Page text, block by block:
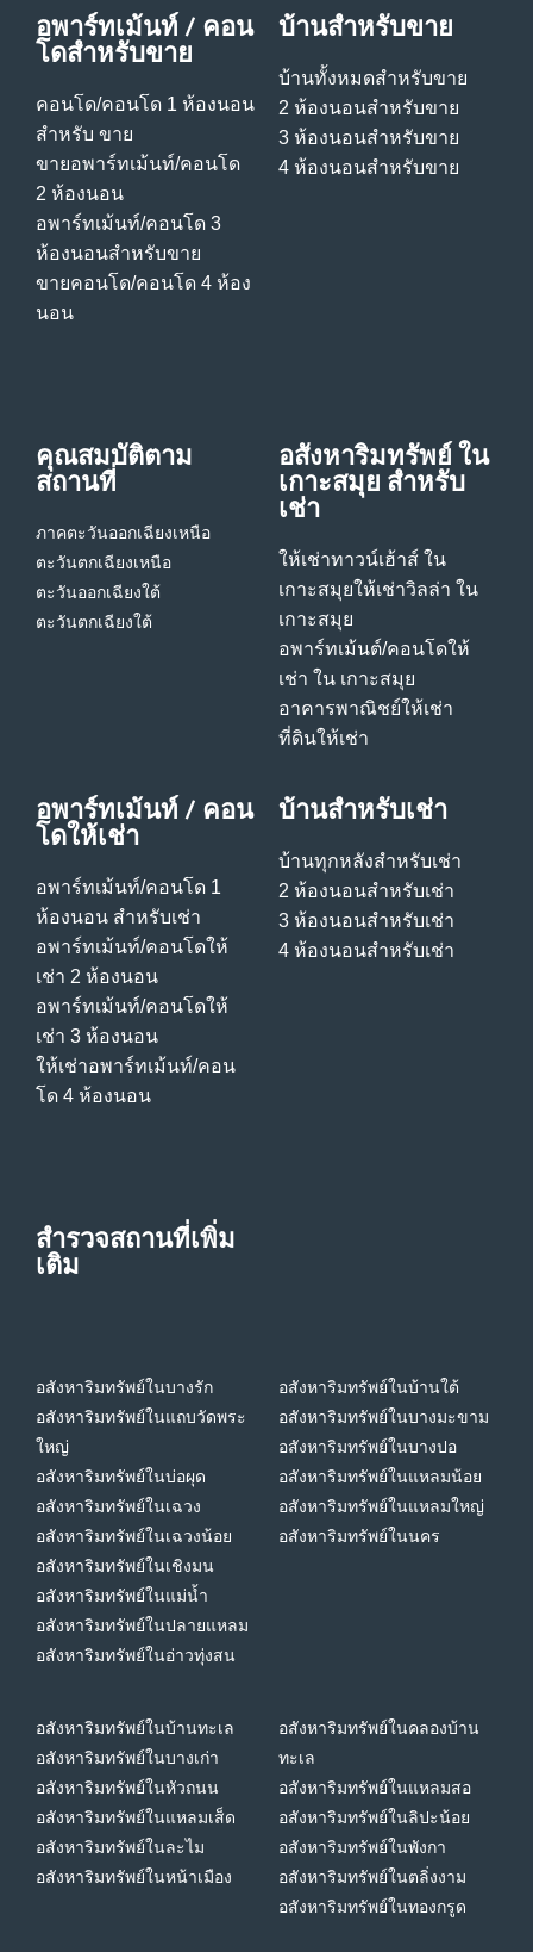
อพาร์ทเม้นท์ / คอน
โดสําหรับขาย
คอนโด/คอนโด 1 ห้องนอน
สําหรับ ขาย
ขายอพาร์ทเม้นท์/คอนโด
2 ห้องนอน
อพาร์ทเม้นท์/คอนโด 3
ห้องนอนสําหรับขาย
ขายคอนโด/คอนโด 4 ห้อง
นอน
บ้านสําหรับขาย
บ้านทั้งหมดสําหรับขาย
2 ห้องนอนสําหรับขาย
3 ห้องนอนสําหรับขาย
4 ห้องนอนสําหรับขาย
คุณสมบัติตาม
สถานที่
ภาคตะวันออกเฉียงเหนือ
ตะวันตกเฉียงเหนือ
ตะวันออกเฉียงใต้
ตะวันตกเฉียงใต้
อสังหาริมทรัพย์ ใน
เกาะสมุย สําหรับ
เช่า
ให้เช่าทาวน์เฮ้าส์ ใน
เกาะสมุยให้เช่าวิลล่า ใน
เกาะสมุย
อพาร์ทเม้นต์/คอนโดให้
เช่า ใน เกาะสมุย
อาคารพาณิชย์ให้เช่า
ที่ดินให้เช่า
อพาร์ทเม้นท์ / คอน
โดให้เช่า
อพาร์ทเม้นท์/คอนโด 1
ห้องนอน สําหรับเช่า
อพาร์ทเม้นท์/คอนโดให้
เช่า 2 ห้องนอน
อพาร์ทเม้นท์/คอนโดให้
เช่า 3 ห้องนอน
ให้เช่าอพาร์ทเม้นท์/คอน
โด 4 ห้องนอน
บ้านสําหรับเช่า
บ้านทุกหลังสําหรับเช่า
2 ห้องนอนสําหรับเช่า
3 ห้องนอนสําหรับเช่า
4 ห้องนอนสําหรับเช่า
สำรวจสถานที่เพิ่ม
เติม
อสังหาริมทรัพย์ในบางรัก
อสังหาริมทรัพย์ในแถบวัดพระ
ใหญ่
อสังหาริมทรัพย์ในบ่อผุด
อสังหาริมทรัพย์ในเฉวง
อสังหาริมทรัพย์ในเฉวงน้อย
อสังหาริมทรัพย์ในเชิงมน
อสังหาริมทรัพย์ในแม่น้ำ
อสังหาริมทรัพย์ในปลายแหลม
อสังหาริมทรัพย์ในอ่าวทุ่งสน
อสังหาริมทรัพย์ในบ้านใต้
อสังหาริมทรัพย์ในบางมะขาม
อสังหาริมทรัพย์ในบางปอ
อสังหาริมทรัพย์ในแหลมน้อย
อสังหาริมทรัพย์ในแหลมใหญ่
อสังหาริมทรัพย์ในนคร
อสังหาริมทรัพย์ในบ้านทะเล
อสังหาริมทรัพย์ในบางเก่า
อสังหาริมทรัพย์ในหัวถนน
อสังหาริมทรัพย์ในแหลมเส็ด
อสังหาริมทรัพย์ในละไม
อสังหาริมทรัพย์ในหน้าเมือง
อสังหาริมทรัพย์ในคลองบ้าน
ทะเล
อสังหาริมทรัพย์ในแหลมสอ
อสังหาริมทรัพย์ในลิปะน้อย
อสังหาริมทรัพย์ในพังกา
อสังหาริมทรัพย์ในตลิ่งงาม
อสังหาริมทรัพย์ในทองกรูด